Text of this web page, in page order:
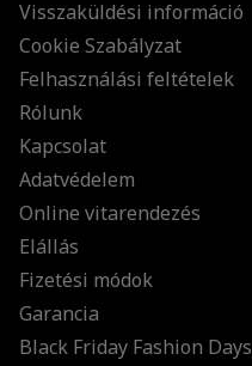
Visszaküldési információ
Cookie Szabályzat
Felhasználási feltételek
Rólunk
Kapcsolat
Adatvédelem
Online vitarendezés
Elállás
Fizetési módok
Garancia
Black Friday Fashion Days